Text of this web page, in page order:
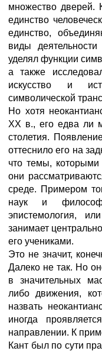
множество дверей.
единство
единство,
виды
уделял функции
а также
искусство и
символической
Но хотя
XX в., его едва ли
столетия.
оттеснило его на
что темы,
они
среде. Примером
наук и
эпистемология,
занимает
его учениками.
Это не значит,
Далеко не так. Но
в значительных
либо движения,
назвать
иногда
направлении. К
Кант был по сути